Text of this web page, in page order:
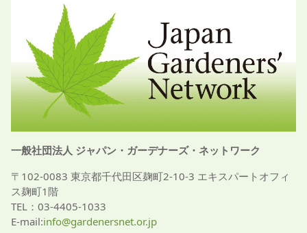
一般社団法人 ジャパン・ガーデナーズ・ネットワーク
〒102-0083 東京都千代田区麹町2-10-3 エキスパートオフィ
ス麹町1階
TEL：03-4405-1033
E-mail:info@gardenersnet.or.jp